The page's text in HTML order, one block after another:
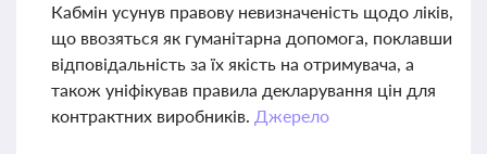
Кабмін усунув правову невизначеність щодо ліків,
що ввозяться як гуманітарна допомога, поклавши
відповідальність за їх якість на отримувача, а
також уніфікував правила декларування цін для
контрактних виробників. Джерело